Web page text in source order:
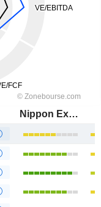
Nippon Express Holdings, Inc.